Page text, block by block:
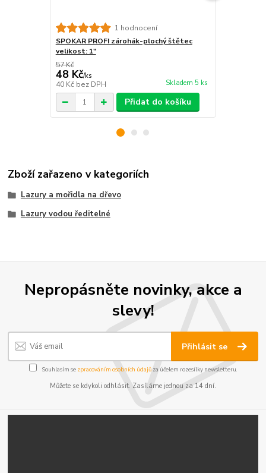
1 hodnocení
SPOKAR PROFI zárohák-plochý štětec
velikost: 1"
57 Kč
48 Kč/ks
40 Kč bez DPH Skladem 5 ks
Přidat do košíku
Zboží zařazeno v kategoriích
Lazury a mořidla na dřevo
Lazury vodou ředitelné
Nepropásněte novinky, akce a
slevy!
Přihlásit se
Souhlasím se zpracováním osobních údajůza účelem rozesílky newsletteru.
Můžete se kdykoli odhlásit. Zasíláme jednou za 14 dní.